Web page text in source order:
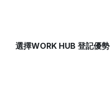
選擇WORK HUB 登記優勢